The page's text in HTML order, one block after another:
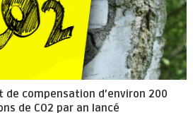
de compensation d’environ 200
de CO2 par an lancé